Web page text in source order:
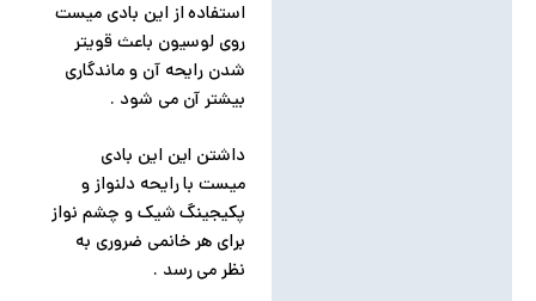
استفاده از این بادی میست
روی لوسیون باعث قویتر
شدن رایحه آن و ماندگاری
بیشتر آن می شود .
داشتن این این بادی
میست با رایحه دلنواز و
پکیجینگ شیک و چشم نواز
برای هر خانمی ضروری به
نظر می رسد .